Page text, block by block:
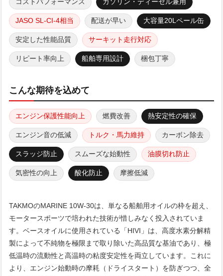
コストパフォーマンス ガソリン・ディーゼル兼用
JASO SL-CI-4相当 配送が早い 大容量20Lペール缶
安定した性能品質 サーキット走行対応
リピート率向上 船舶専用設計 梱包丁寧
こんな期待を込めて
エンジン保護性能向上 燃費改善 熱安定性の確保
エンジン音の低減 トルク・馬力維持 カーボン除去
スラッジ防止 スムーズな始動性 油膜切れ防止
気密性の向上 酸化防止 摩擦低減
TAKMOのMARINE 10W-30は、単なる船舶用オイルの枠を超え、
モータースポーツで培われた技術が惜しみなく投入されていま
す。ベースオイルに使用されている「HIVI」は、高度水素分解精
製によって不純物を極限まで取り除いた高品質な基油であり、極
低温時の流動性と高温時の粘度安定性を両立しています。これに
より、エンジン始動時の摩耗（ドライスタート）を防ぎつつ、全